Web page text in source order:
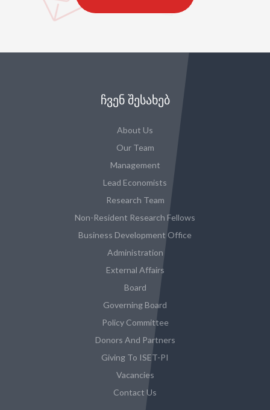
ᲩᲕᲔᲜ ᲨᲔᲡᲐᲮᲔᲑ
About Us
Our Team
Management
Lead Economists
Research Team
Non-Resident Research Fellows
Business Development Office
Administration
External Affairs
Board
Governing Board
Policy Committee
Donors And Partners
Giving To ISET-PI
Vacancies
Contact Us